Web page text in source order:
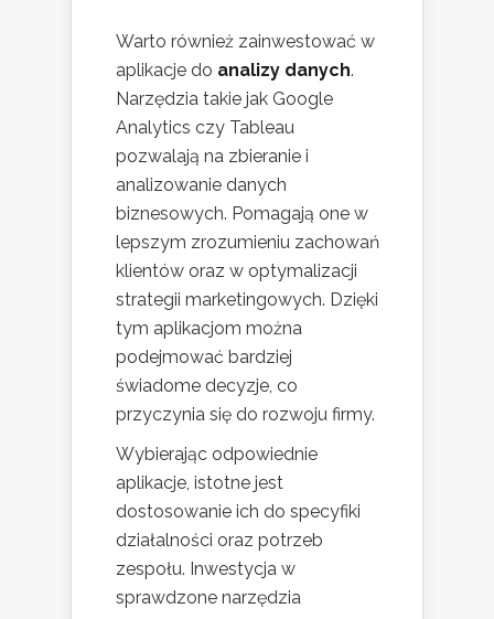
Warto również zainwestować w
aplikacje do analizy danych.
Narzędzia takie jak Google
Analytics czy Tableau
pozwalają na zbieranie i
analizowanie danych
biznesowych. Pomagają one w
lepszym zrozumieniu zachowań
klientów oraz w optymalizacji
strategii marketingowych. Dzięki
tym aplikacjom można
podejmować bardziej
świadome decyzje, co
przyczynia się do rozwoju firmy.
Wybierając odpowiednie
aplikacje, istotne jest
dostosowanie ich do specyfiki
działalności oraz potrzeb
zespołu. Inwestycja w
sprawdzone narzędzia